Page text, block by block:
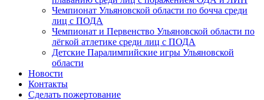
Чемпионат Ульяновской области по бочча среди
лиц с ПОДА
Чемпионат и Первенство Ульяновской области по
лёгкой атлетике среди лиц с ПОДА
Детские Паралимпийские игры Ульяновской
области
Новости
Контакты
Сделать пожертование